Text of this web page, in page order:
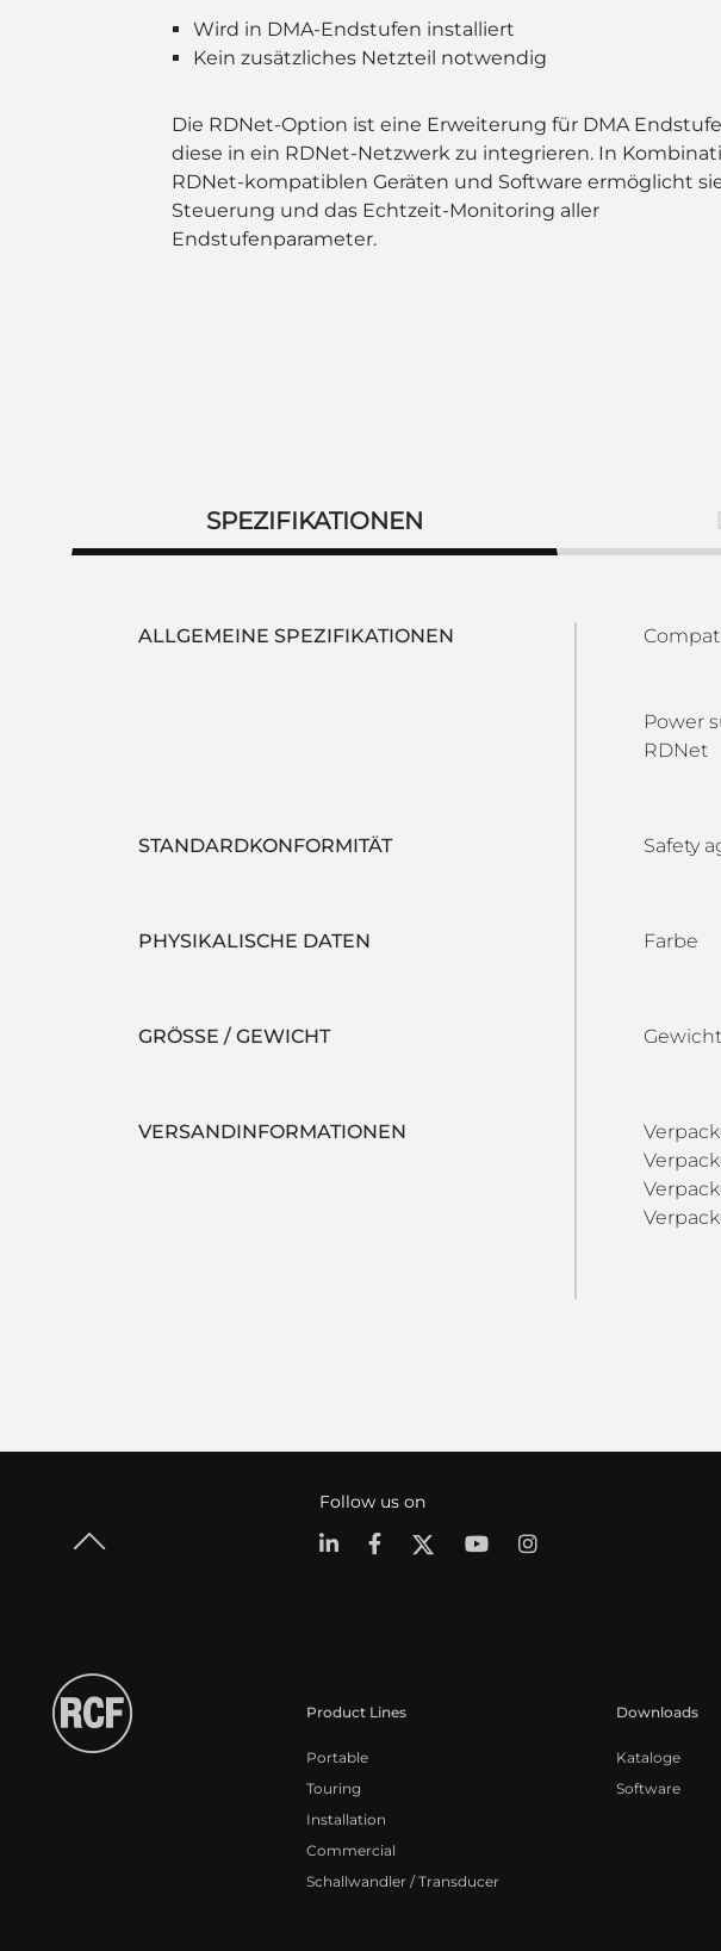
Wird in DMA-Endstufen installiert
Kein zusätzliches Netzteil notwendig
Die RDNet-Option ist eine Erweiterung für DMA
diese in ein RDNet-Netzwerk zu integrieren. In
RDNet-kompatiblen Geräten und Software ermöglicht
Steuerung und das Echtzeit-Monitoring aller
Endstufenparameter.
SPEZIFIKATIONEN
ALLGEMEINE SPEZIFIKATIONEN
Power
RDNet
STANDARDKONFORMITÄT Safety
PHYSIKALISCHE DATEN Farbe
GRÖSSE / GEWICHT Gewicht
VERSANDINFORMATIONEN
Follow us on
Product Lines
Portable
Touring
Installation
Commercial
Schallwandler / Transducer
Downloads
Kataloge
Software